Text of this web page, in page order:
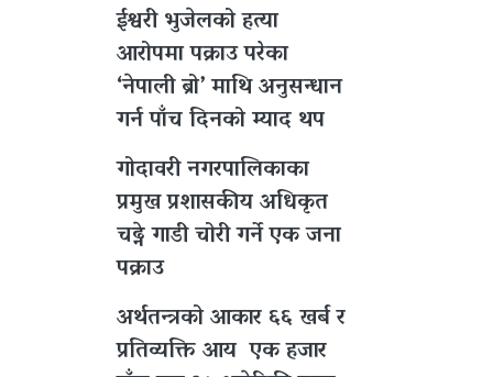
ईश्वरी भुजेलको हत्या
आरोपमा पक्राउ परेका
‘नेपाली ब्रो’ माथि अनुसन्धान
गर्न पाँच दिनको म्याद थप
गोदावरी नगरपालिकाका
प्रमुख प्रशासकीय अधिकृत
चढ्ने गाडी चोरी गर्ने एक जना
पक्राउ
अर्थतन्त्रको आकार ६६ खर्ब र
प्रतिव्यक्ति आय एक हजार